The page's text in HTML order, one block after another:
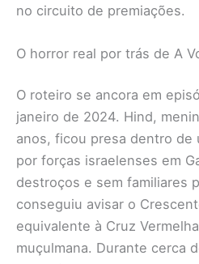
no circuito de premiações.
O horror real por trás de A
O roteiro se ancora em
janeiro de 2024. Hind,
anos, ficou presa dentro de
por forças israelenses em
destroços e sem familiares
conseguiu avisar o
equivalente à Cruz
muçulmana. Durante cerca